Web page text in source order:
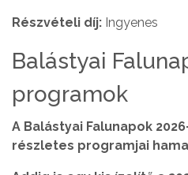
Részvételi díj: Ingyenes
Balástyai
programok
A Balástyai Falunapok
részletes programjai